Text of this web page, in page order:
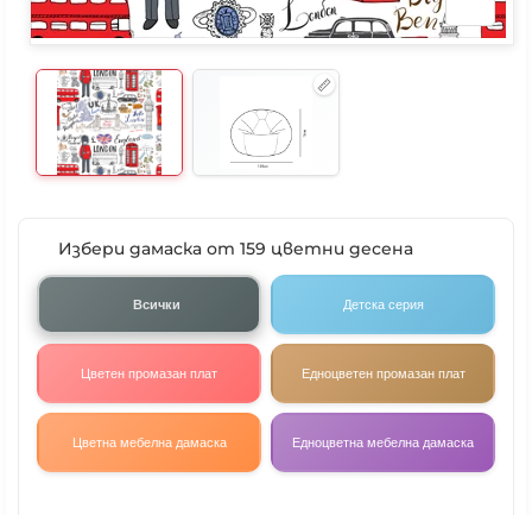
Избери дамаска от 159 цветни десена
Всички Детска серия
Цветен промазан плат Едноцветен промазан плат
Цветна мебелна дамаска Едноцветна мебелна дамаска